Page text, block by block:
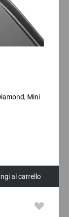
Mini
al carrello